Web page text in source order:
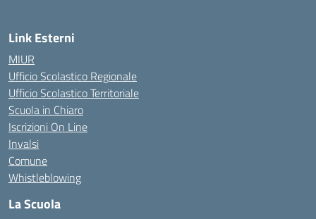
Link Esterni
MIUR
Ufficio Scolastico Regionale
Ufficio Scolastico Territoriale
Scuola in Chiaro
Iscrizioni On Line
Invalsi
Comune
Whistleblowing
La Scuola